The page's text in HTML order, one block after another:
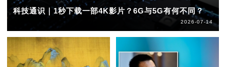
科技通识｜1秒下载一部4K影片？6G与5G有何不同？
2026-07-14